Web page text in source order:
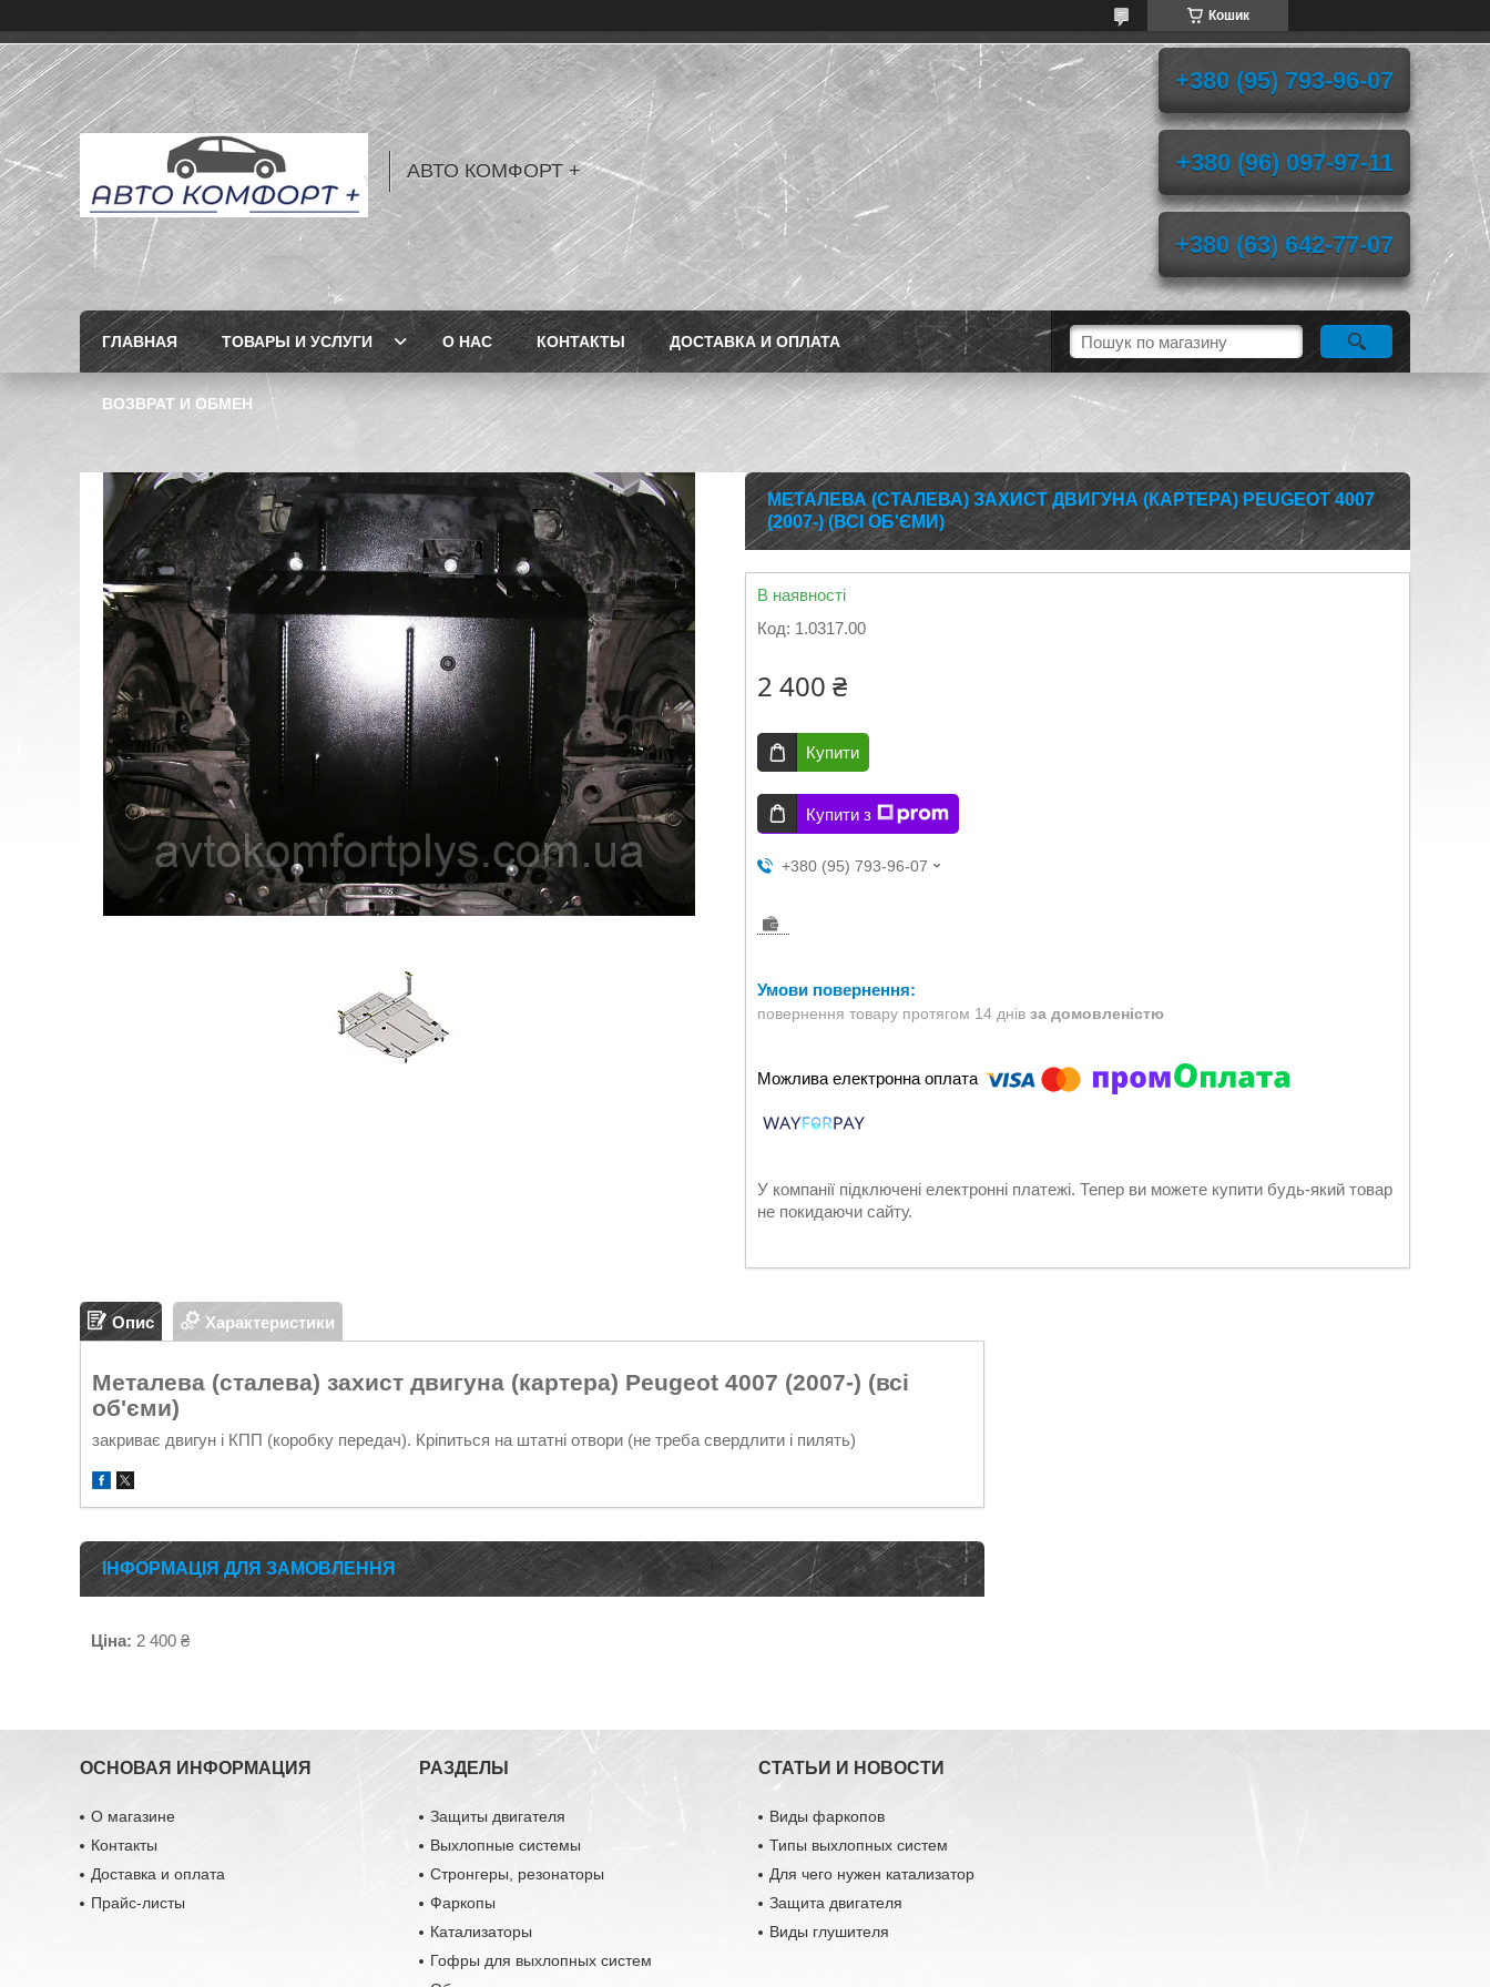
Кошик
АВТО КОМФОРТ +
+380 (95) 793-96-07
+380 (96) 097-97-11
+380 (63) 642-77-07
ГЛАВНАЯ ТОВАРЫ И УСЛУГИ О НАС КОНТАКТЫ ДОСТАВКА И ОПЛАТА
ВОЗВРАТ И ОБМЕН
МЕТАЛЕВА (СТАЛЕВА) ЗАХИСТ ДВИГУНА (КАРТЕРА) PEUGEOT 4007
(2007-) (ВСІ ОБ'ЄМИ)
В наявності
Код: 1.0317.00
2 400 ₴
Купити
Купити з
+380 (95) 793-96-07
повернення товару протягом 14 днів за домовленістю
У компанії підключені електронні платежі. Тепер ви можете купити будь-який товар
не покидаючи сайту.
Опис Характеристики
Металева (сталева) захист двигуна (картера) Peugeot 4007 (2007-) (всі
об'єми)
закриває двигун і КПП (коробку передач). Кріпиться на штатні отвори (не треба свердлити і пилять)
ІНФОРМАЦІЯ ДЛЯ ЗАМОВЛЕННЯ
Ціна: 2 400 ₴
ОСНОВАЯ ИНФОРМАЦИЯ
О магазине
Контакты
Доставка и оплата
Прайс-листы
РАЗДЕЛЫ
Защиты двигателя
Выхлопные системы
Стронгеры, резонаторы
Фаркопы
Катализаторы
Гофры для выхлопных систем
СТАТЬИ И НОВОСТИ
Виды фаркопов
Типы выхлопных систем
Для чего нужен катализатор
Защита двигателя
Виды глушителя